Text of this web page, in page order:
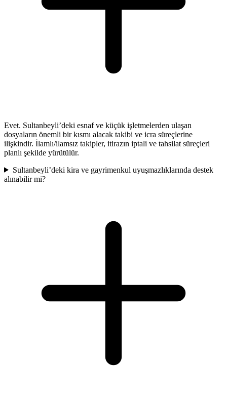
Evet. Sultanbeyli’deki esnaf ve küçük işletmelerden ulaşan
dosyaların önemli bir kısmı alacak takibi ve icra süreçlerine
ilişkindir. İlamlı/ilamsız takipler, itirazın iptali ve tahsilat süreçleri
planlı şekilde yürütülür.
Sultanbeyli’deki kira ve gayrimenkul uyuşmazlıklarında destek
alınabilir mi?